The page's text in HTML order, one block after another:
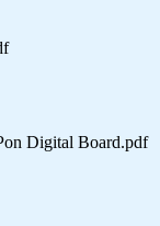
Digital Board.pdf